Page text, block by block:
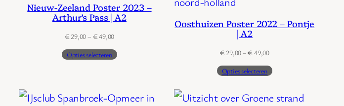
Nieuw-Zeeland Poster 2023 –
Arthur’s Pass | A2
€ 29,00– €49,00Prijsklasse:
tot
Opties selecteren
Oosthuizen Poster 2022 – Pontje
| A2
€ 29,00–€ 49,00Prijsklasse:
tot
Opties selecteren